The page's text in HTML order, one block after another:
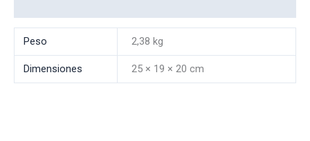
Peso 2,38 kg
Dimensiones 25 × 19 × 20 cm